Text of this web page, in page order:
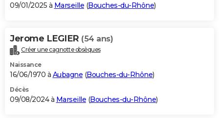
09/01/2025 à Marseille (Bouches-du-Rhône)
Jerome LEGIER (54 ans)
Créer une cagnotte obsèques
Naissance
16/06/1970 à Aubagne (Bouches-du-Rhône)
Décès
09/08/2024 à Marseille (Bouches-du-Rhône)